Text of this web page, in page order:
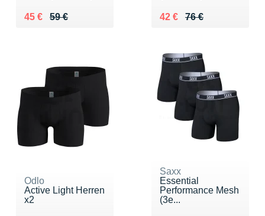
59 €
Au lieu de 59 €
45 €
Vendu 45 € 76 €
Au lieu de 76 €
42 €
Vendu 42 €
Odlo
Active Light Herren
x2
Saxx
Essential
Performance Mesh
(3e...